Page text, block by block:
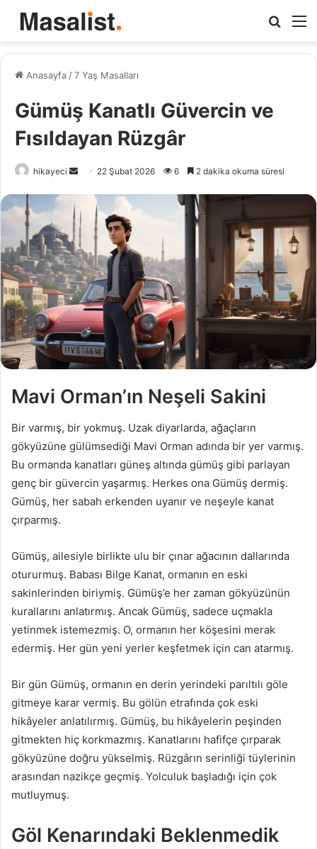
Arama
yap
Anasayfa /7 Yaş Masalları
Gümüş Kanatlı Güvercin ve
Fısıldayan Rüzgâr
hikayeci
-
p
o
s
t
a
g
ö
d
r
m
e
22 Şubat 2026 6 2 dakika okuma süresi
Mavi Orman’ın Neşeli Sakini
Bir varmış, bir yokmuş. Uzak diyarlarda, ağaçların
gökyüzüne gülümsediği Mavi Orman adında bir yer varmış.
Bu ormanda kanatları güneş altında gümüş gibi parlayan
genç bir güvercin yaşarmış. Herkes ona Gümüş dermiş.
Gümüş, her sabah erkenden uyanır ve neşeyle kanat
çırparmış.
Gümüş, ailesiyle birlikte ulu bir çınar ağacının dallarında
otururmuş. Babası Bilge Kanat, ormanın en eski
sakinlerinden biriymiş. Gümüş’e her zaman gökyüzünün
kurallarını anlatırmış. Ancak Gümüş, sadece uçmakla
yetinmek istemezmiş. O, ormanın her köşesini merak
edermiş. Her gün yeni yerler keşfetmek için can atarmış.
Bir gün Gümüş, ormanın en derin yerindeki parıltılı göle
gitmeye karar vermiş. Bu gölün etrafında çok eski
hikâyeler anlatılırmış. Gümüş, bu hikâyelerin peşinden
gitmekten hiç korkmazmış. Kanatlarını hafifçe çırparak
gökyüzüne doğru yükselmiş. Rüzgârın serinliği tüylerinin
arasından nazikçe geçmiş. Yolculuk başladığı için çok
mutluymuş.
Göl Kenarındaki Beklenmedik